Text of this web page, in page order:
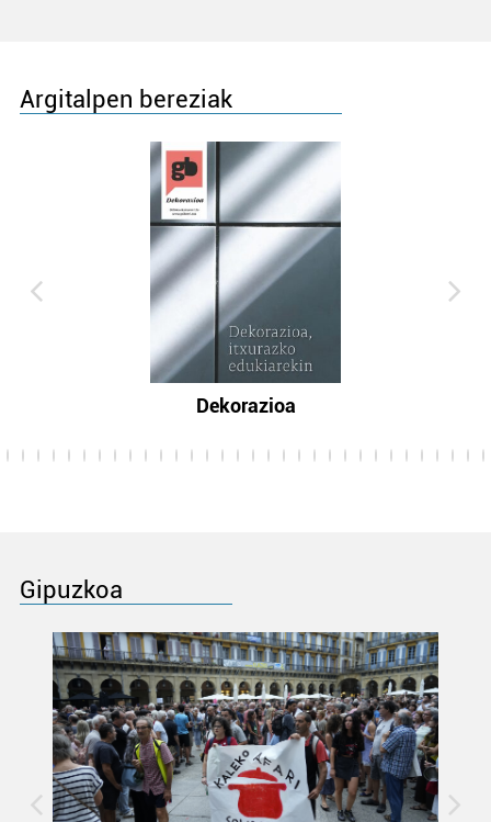
Argitalpen bereziak
Dekorazioa
Gipuzkoa